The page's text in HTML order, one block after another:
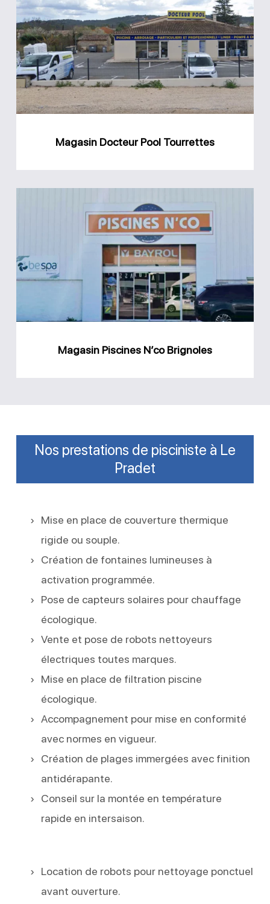
Docteur
Pool
Tourrettes
Magasin Docteur Pool Tourrettes
Piscines
N’co
Brignoles
Magasin Piscines N’co Brignoles
Nos prestations de pisciniste à Le
Pradet
Mise en place de couverture thermique
rigide ou souple.
Création de fontaines lumineuses à
activation programmée.
Pose de capteurs solaires pour chauffage
écologique.
Vente et pose de robots nettoyeurs
électriques toutes marques.
Mise en place de filtration piscine
écologique.
Accompagnement pour mise en conformité
avec normes en vigueur.
Création de plages immergées avec finition
antidérapante.
Conseil sur la montée en température
rapide en intersaison.
Location de robots pour nettoyage ponctuel
avant ouverture.